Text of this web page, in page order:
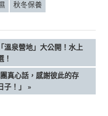
秋冬保養
溫泉營地」大公開！水上
！
真心話，感謝彼此的存
！」